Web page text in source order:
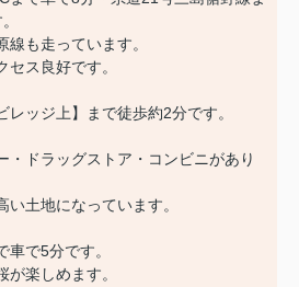
線も走っています。
セス良好です。
レッジ上】まで徒歩約2分です。
・ドラッグストア・コンビニがあり
い土地になっています。
車で5分です。
が楽しめます。